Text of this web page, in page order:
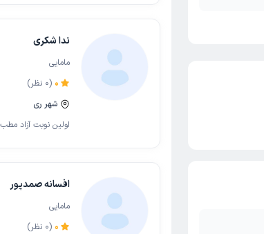
ندا شکری
مامایی
0
(
0 نظر)
شهر ری
اولین نوبت آزاد
افسانه صمدپور
مامایی
0
(
0 نظر)